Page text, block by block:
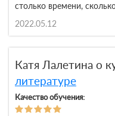
столько времени,
2022.05.12
Катя Лалетина о
литературе
Качество обучения: